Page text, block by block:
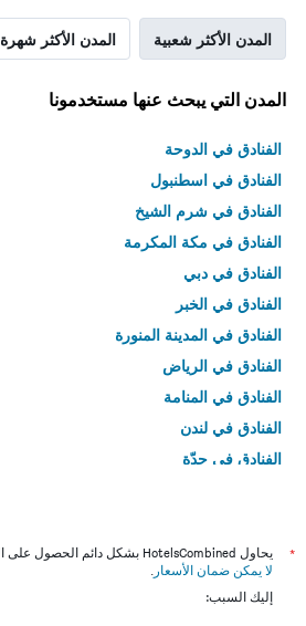
المدن الأكثر شعبية المدن الأكثر شهرة
المدن التي يبحث عنها مستخدمونا
الفنادق في الدوحة
الفنادق في اسطنبول
الفنادق في شرم الشيخ
الفنادق في مكة المكرمة
الفنادق في دبي
الفنادق في الخبر
الفنادق في المدينة المنورة
الفنادق في الرياض
الفنادق في المنامة
الفنادق في لندن
الفنادق في جدّة
*
يحاول HotelsCombined بشكل دائم الحصول على الأسعار الدقيقة، ولكن
لا يمكن ضمان الأسعار .
إليك السبب: